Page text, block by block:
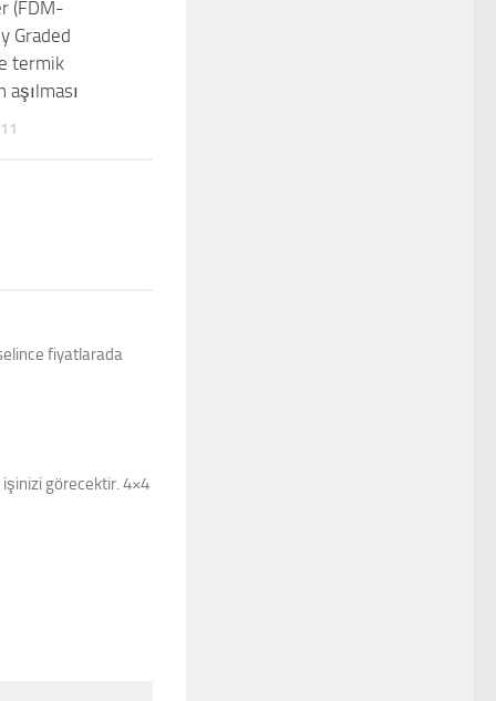
(FDM-
Graded
termik
aşılması
fiyatlarada
işinizi görecektir. 4×4